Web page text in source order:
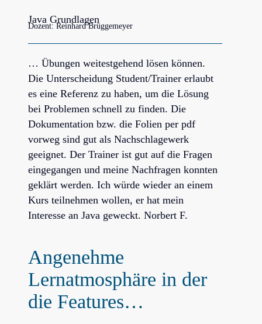
Java Grundlagen
Dozent: Reinhard Brüggemeyer
… Übungen weitestgehend lösen können.
Die Unterscheidung Student/Trainer erlaubt
es eine Referenz zu haben, um die Lösung
bei Problemen schnell zu finden. Die
Dokumentation bzw. die Folien per pdf
vorweg sind gut als Nachschlagewerk
geeignet. Der Trainer ist gut auf die Fragen
eingegangen und meine Nachfragen konnten
geklärt werden. Ich würde wieder an einem
Kurs teilnehmen wollen, er hat mein
Interesse an Java geweckt. Norbert F.
Angenehme
Lernatmosphäre in der
die Features…